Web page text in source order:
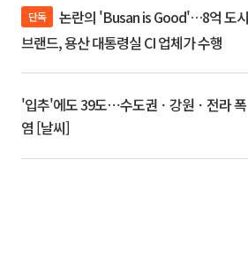
단독
브랜드, 용산 대통령실 CI 업체가 수행
'입추'에도 39도⋯수도권ㆍ강원ㆍ전라 폭
염 [날씨]